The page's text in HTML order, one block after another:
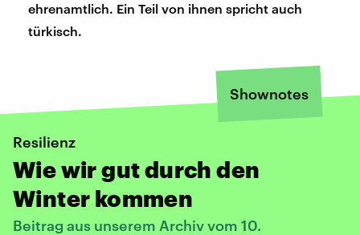
ehrenamtlich. Ein Teil von ihnen spricht auch
türkisch.
Shownotes
Resilienz
Wie wir gut durch den
Winter kommen
Beitrag aus unserem Archiv vom 10.